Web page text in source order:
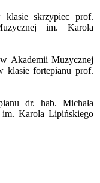
skrzypiec prof.
im. Karola
Akademii Muzycznej
klasie fortepianu prof.
dr. hab. Michała
im. Karola Lipińskiego